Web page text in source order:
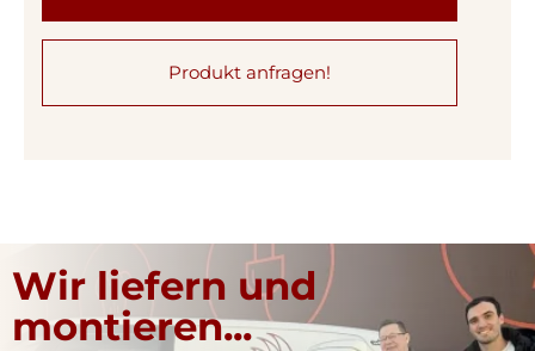
Produkt anfragen!
Wir liefern und
montieren...